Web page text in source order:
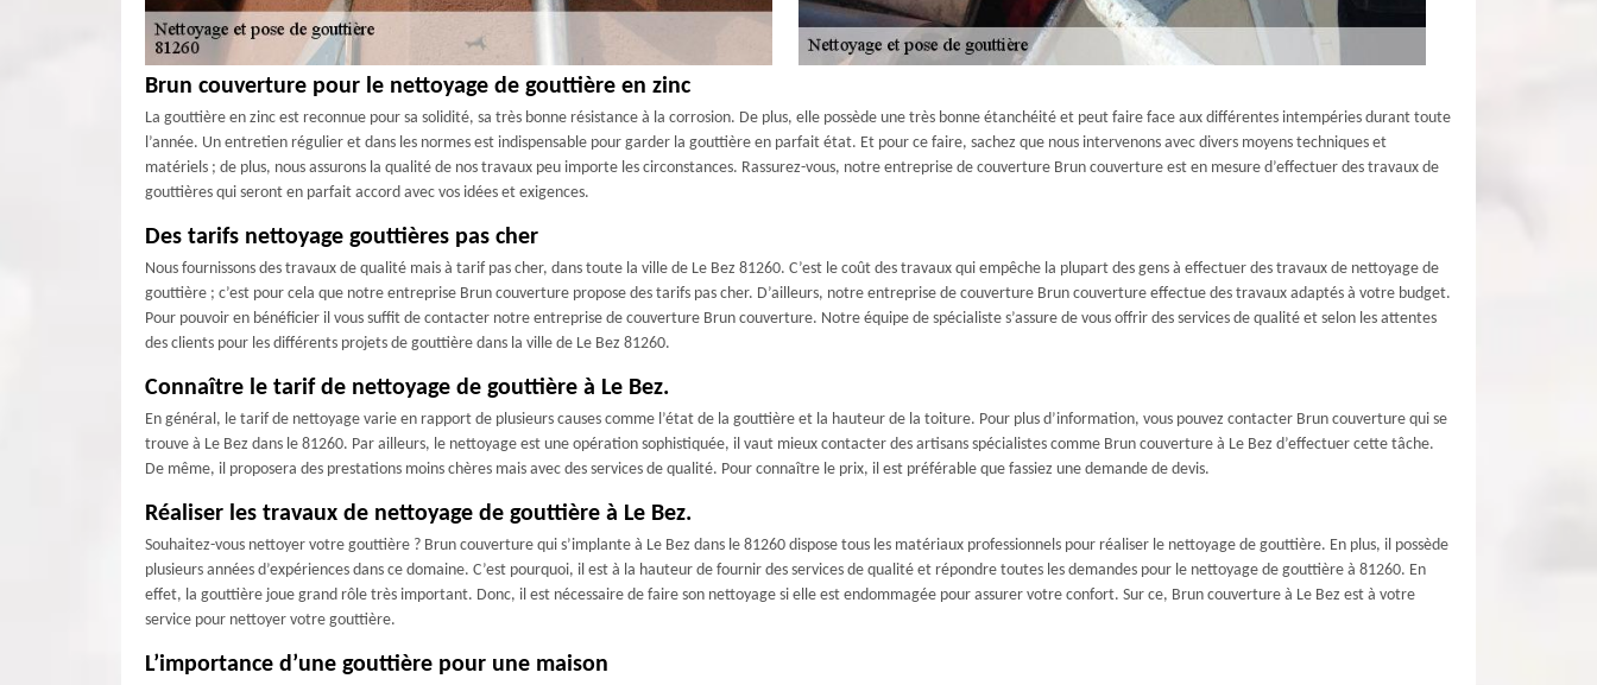
Brun couverture pour le nettoyage de gouttière en zinc
La gouttière en zinc est reconnue pour sa solidité, sa très bonne résistance à la corrosion. De plus, elle possède une très bonne étanchéité et peut faire face aux différentes intempéries durant toute
l’année. Un entretien régulier et dans les normes est indispensable pour garder la gouttière en parfait état. Et pour ce faire, sachez que nous intervenons avec divers moyens techniques et
matériels ; de plus, nous assurons la qualité de nos travaux peu importe les circonstances. Rassurez-vous, notre entreprise de couverture Brun couverture est en mesure d’effectuer des travaux de
gouttières qui seront en parfait accord avec vos idées et exigences.
Des tarifs nettoyage gouttières pas cher
Nous fournissons des travaux de qualité mais à tarif pas cher, dans toute la ville de Le Bez 81260. C’est le coût des travaux qui empêche la plupart des gens à effectuer des travaux de nettoyage de
gouttière ; c’est pour cela que notre entreprise Brun couverture propose des tarifs pas cher. D’ailleurs, notre entreprise de couverture Brun couverture effectue des travaux adaptés à votre budget.
Pour pouvoir en bénéficier il vous suffit de contacter notre entreprise de couverture Brun couverture. Notre équipe de spécialiste s’assure de vous offrir des services de qualité et selon les attentes
des clients pour les différents projets de gouttière dans la ville de Le Bez 81260.
Connaître le tarif de nettoyage de gouttière à Le Bez.
En général, le tarif de nettoyage varie en rapport de plusieurs causes comme l’état de la gouttière et la hauteur de la toiture. Pour plus d’information, vous pouvez contacter Brun couverture qui se
trouve à Le Bez dans le 81260. Par ailleurs, le nettoyage est une opération sophistiquée, il vaut mieux contacter des artisans spécialistes comme Brun couverture à Le Bez d’effectuer cette tâche.
De même, il proposera des prestations moins chères mais avec des services de qualité. Pour connaître le prix, il est préférable que fassiez une demande de devis.
Réaliser les travaux de nettoyage de gouttière à Le Bez.
Souhaitez-vous nettoyer votre gouttière ? Brun couverture qui s’implante à Le Bez dans le 81260 dispose tous les matériaux professionnels pour réaliser le nettoyage de gouttière. En plus, il possède
plusieurs années d’expériences dans ce domaine. C’est pourquoi, il est à la hauteur de fournir des services de qualité et répondre toutes les demandes pour le nettoyage de gouttière à 81260. En
effet, la gouttière joue grand rôle très important. Donc, il est nécessaire de faire son nettoyage si elle est endommagée pour assurer votre confort. Sur ce, Brun couverture à Le Bez est à votre
service pour nettoyer votre gouttière.
L’importance d’une gouttière pour une maison